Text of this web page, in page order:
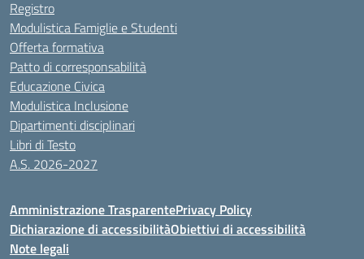
Registro
Modulistica Famiglie e Studenti
Offerta formativa
Patto di corresponsabilità
Educazione Civica
Modulistica Inclusione
Dipartimenti disciplinari
Libri di Testo
A.S. 2026-2027
Amministrazione TrasparentePrivacy Policy
Dichiarazione di accessibilitàObiettivi di accessibilità
Note legali